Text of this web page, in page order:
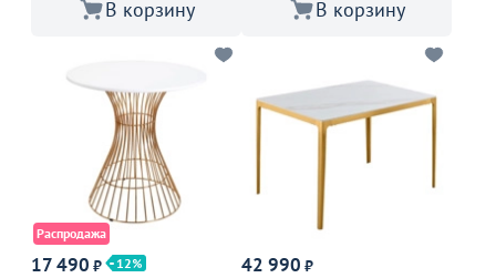
В корзину В корзину
Распродажа
17 490 ₽
12
42 990 ₽